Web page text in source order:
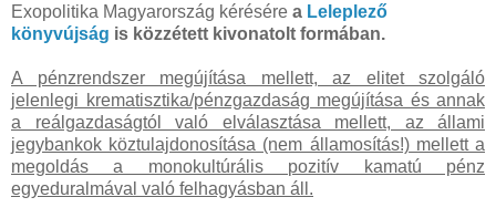
Exopolitika Magyarország kérésére a Leleplező
könyvújság is közzétett kivonatolt formában.
A pénzrendszer megújítása mellett, az elitet szolgáló
jelenlegi krematisztika/pénzgazdaság megújítása és annak
a reálgazdaságtól való elválasztása mellett, az állami
jegybankok köztulajdonosítása (nem államosítás!) mellett a
megoldás a monokultúrális pozitív kamatú pénz
egyeduralmával való felhagyásban áll.